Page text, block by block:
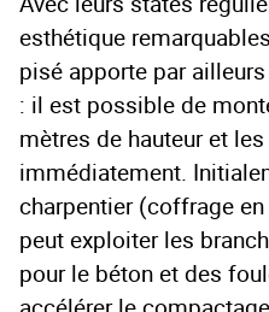
esthétique
pisé apporte par
: il est possible de
mètres de hauteur et
immédiatement.
charpentier (coffrage
peut exploiter les
pour le béton et des